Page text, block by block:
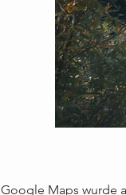
Google Maps wurde